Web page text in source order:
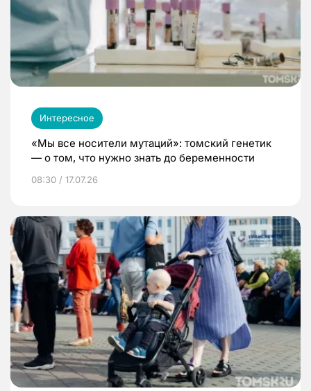
Интересное
«Мы все носители мутаций»: томский генетик
— о том, что нужно знать до беременности
08:30 / 17.07.26